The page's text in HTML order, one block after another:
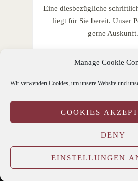
Manage Cookie
Wir verwenden Cookies, um unsere Website und
COOKIES
DENY
EINSTELLUNGEN
Eine diesbezügliche
liegt für Sie bereit. Unser
gerne Auskunft.
©2016 St. Marien